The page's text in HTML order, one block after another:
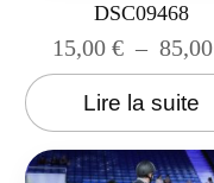
DSC09468
15,00 € – 85,00
Lire la suite